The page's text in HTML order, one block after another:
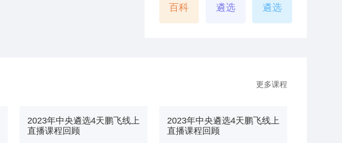
百科
遴选
遴选
更多课程
2023年中央遴选4天鹏飞线上
直播课程回顾
2023年中央遴选4天鹏飞线上
直播课程回顾